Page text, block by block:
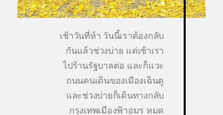
เช้าวันที่ห้า วันนี้เราต้องกลับ
กันแล้วช่วงบ่าย แต่เช้าเรา
ไปร้านรัฐบาลต่อ และก็แวะ
ถนนคนเดินของเมืองเฉินตู
และช่วงบ่ายก็เดินทางกลับ
กรุงเทพเมืองฟ้าอมร หมด